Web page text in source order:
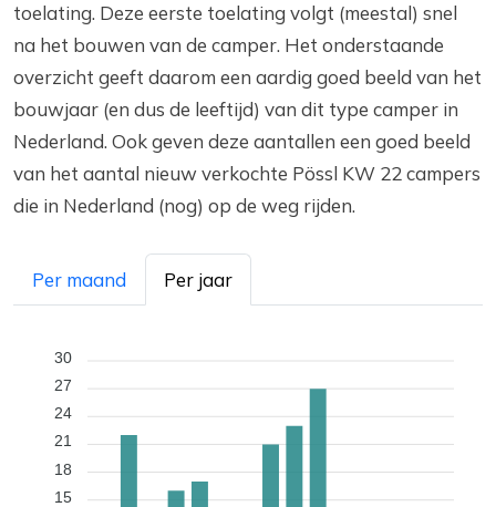
toelating. Deze eerste toelating volgt (meestal) snel
na het bouwen van de camper. Het onderstaande
overzicht geeft daarom een aardig goed beeld van het
bouwjaar (en dus de leeftijd) van dit type camper in
Nederland. Ook geven deze aantallen een goed beeld
van het aantal nieuw verkochte Pössl KW 22 campers
die in Nederland (nog) op de weg rijden.
Per maand Per jaar
30
27
24
21
18
15